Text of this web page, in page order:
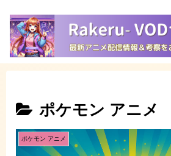
ポケモン アニメ
ポケモン アニメ